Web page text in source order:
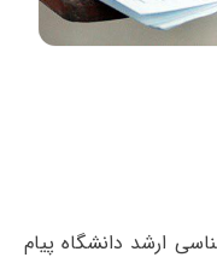
ارشد دانشگاه پیام‌